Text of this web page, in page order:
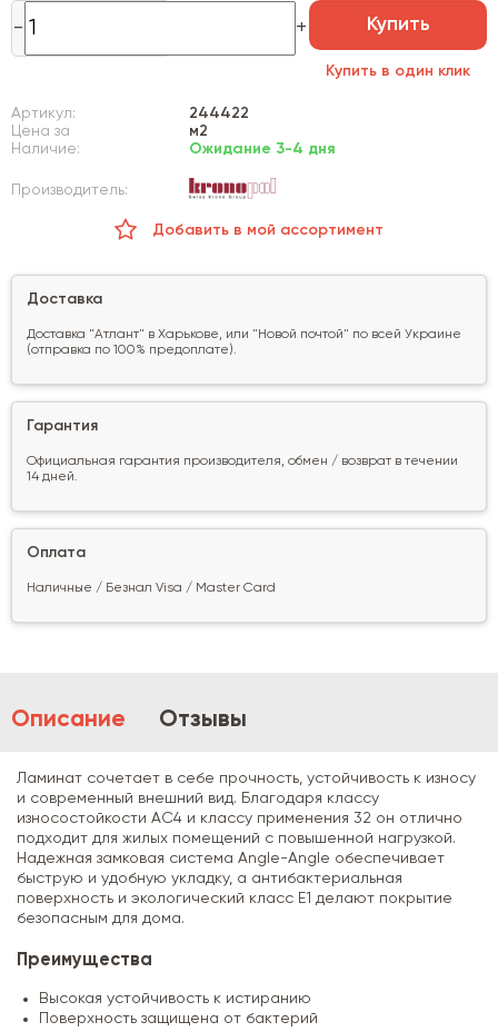
Купить
Купить в один клик
Артикул:
244422
Цена за
м2
Наличие:
Ожидание 3-4 дня
Производитель:
Добавить в мой ассортимент
Доставка
Доставка "Атлант" в Харькове, или "Новой почтой" по всей Украине
(отправка по 100% предоплате).
Гарантия
Официальная гарантия производителя, обмен / возврат в течении
14 дней.
Оплата
Наличные / Безнал Visa / Master Card
Описание Отзывы
Ламинат сочетает в себе прочность, устойчивость к износу
и современный внешний вид. Благодаря классу
износостойкости AC4 и классу применения 32 он отлично
подходит для жилых помещений с повышенной нагрузкой.
Надежная замковая система Angle-Angle обеспечивает
быструю и удобную укладку, а антибактериальная
поверхность и экологический класс E1 делают покрытие
безопасным для дома.
Преимущества
Высокая устойчивость к истиранию
Поверхность защищена от бактерий